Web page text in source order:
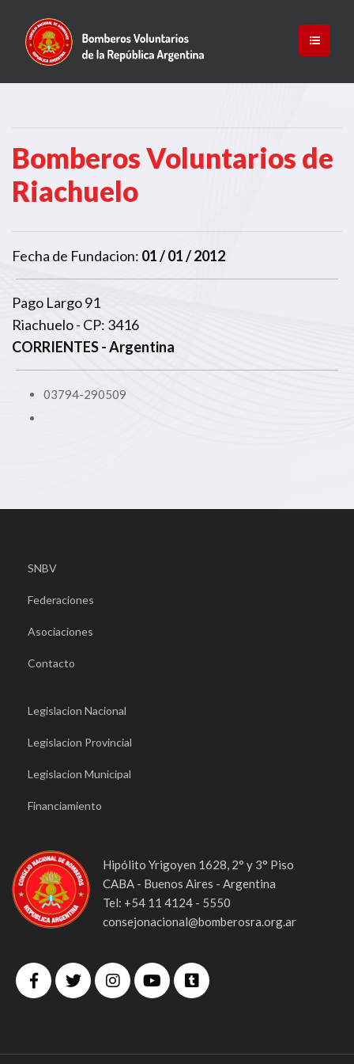
Bomberos Voluntarios de
Riachuelo
Fecha de Fundacion: 01 / 01 / 2012
Pago Largo 91
Riachuelo - CP: 3416
CORRIENTES- Argentina
03794-290509
SNBV
Federaciones
Asociaciones
Contacto
Legislacion Nacional
Legislacion Provincial
Legislacion Municipal
Financiamiento
Hipólito Yrigoyen 1628, 2° y 3° Piso
CABA - Buenos Aires - Argentina
Tel: +54 11 4124 - 5550
consejonacional@bomberosra.org.ar